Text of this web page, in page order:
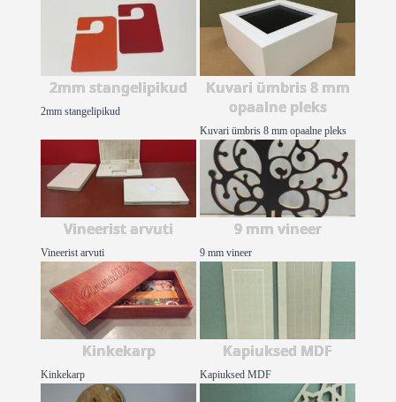
2mm stangelipikud
2mm stangelipikud
Kuvari ümbris 8 mm
opaalne pleks
Kuvari ümbris 8 mm opaalne pleks
Vineerist arvuti
Vineerist arvuti
9 mm vineer
9 mm vineer
Kinkekarp
Kinkekarp
Kapiuksed MDF
Kapiuksed MDF